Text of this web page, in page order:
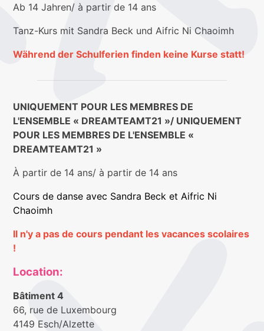
Ab 14 Jahren/ à partir de 14 ans
Tanz-Kurs mit Sandra Beck und Aifric Ni Chaoimh
Während der Schulferien finden keine Kurse statt!
UNIQUEMENT POUR LES MEMBRES DE
L'ENSEMBLE « DREAMTEAMT21 »/ UNIQUEMENT
POUR LES MEMBRES DE L'ENSEMBLE «
DREAMTEAMT21 »
À partir de 14 ans/ à partir de 14 ans
Cours de danse avec Sandra Beck et Aifric Ni
Chaoimh
Il n'y a pas de cours pendant les vacances scolaires
!
Location:
Bâtiment 4
66, rue de Luxembourg
4149 Esch/Alzette